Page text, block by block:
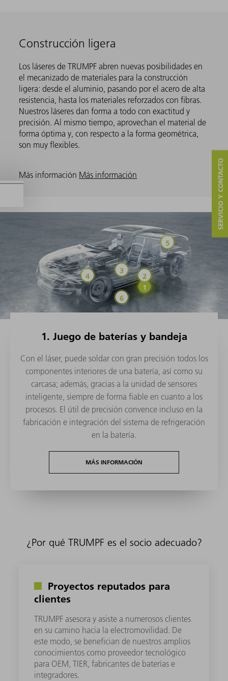
Construcción ligera
Los láseres de TRUMPF abren nuevas posibilidades en
el mecanizado de materiales para la construcción
ligera: desde el aluminio, pasando por el acero de alta
resistencia, hasta los materiales reforzados con fibras.
Nuestros láseres dan forma a todo con exactitud y
precisión. Al mismo tiempo, aprovechan el material de
forma óptima y, con respecto a la forma geométrica,
son muy flexibles.
Más información Más información
Juego de baterías y
Celdas de batería y
Power Electronics
Powertrain
Construcción
Soluciones automáticas
1. Juego de baterías y bandeja
Con el láser, puede soldar con gran precisión todos los
componentes interiores de una batería, así como su
carcasa; además, gracias a la unidad de sensores
inteligente, siempre de forma fiable en cuanto a los
procesos. El útil de precisión convence incluso en la
fabricación e integración del sistema de refrigeración
en la batería.
MÁS INFORMACIÓN
¿Por qué TRUMPF es el socio adecuado?
Proyectos reputados para
clientes
TRUMPF asesora y asiste a numerosos clientes
en su camino hacia la electromovilidad. De
este modo, se benefician de nuestros amplios
conocimientos como proveedor tecnológico
para OEM, TIER, fabricantes de baterías e
integradores.
SERVICIO Y CONTACTO